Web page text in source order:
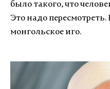
было такого, что
Это надо
монгольское иго.